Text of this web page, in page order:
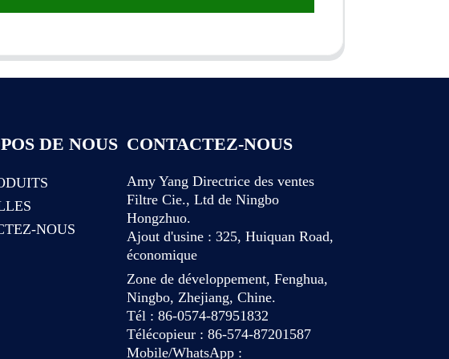
DE NOUS
NOUS
CONTACTEZ-NOUS
Amy Yang Directrice des ventes
Filtre Cie., Ltd de Ningbo
Hongzhuo.
Ajout d'usine : 325, Huiquan Road,
économique
Zone de développement, Fenghua,
Ningbo, Zhejiang, Chine.
Tél : 86-0574-87951832
Télécopieur : 86-574-87201587
Mobile/WhatsApp :